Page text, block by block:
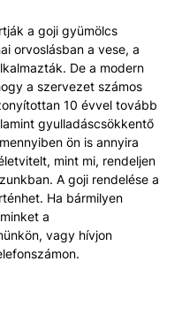
a goji gyümölcs
orvoslásban a vese, a
De a modern
a szervezet számos
10 évvel tovább
gyulladáscsökkentő
ön is annyira
mint mi, rendeljen
A goji rendelése a
Ha bármilyen
a
vagy hívjon